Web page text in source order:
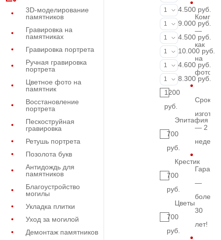
3D-моделирование
памятников
Гравировка на
памятниках
Гравировка портрета
Ручная гравировка
портрета
Цветное фото на
памятник
Восстановление
портрета
Пескоструйная
гравировка
Ретушь портрета
Позолота букв
Антидождь для
памятников
Благоустройство
могилы
Укладка плитки
Уход за могилой
Демонтаж памятников
ФИО и даты
1
4.500 руб.
ФИО и даты
1
9.000 руб.
Портрет
1
4.500 руб.
Портрет
1
10.000 руб.
Фотокерамика
1
4.600 руб.
Фото на
1
8.300 руб.
1200
руб.
Эпитафия
700
руб.
Крестик
700
руб.
Цветы
700
руб.
—
как
на
фото
Срок
— 2
недели
—
более
30
лет!